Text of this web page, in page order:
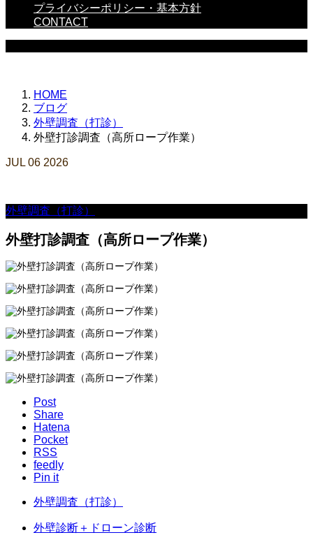
プライバシーポリシー・基本方針
CONTACT
HOME
ブログ
外壁調査（打診）
外壁打診調査（高所ロープ作業）
JUL 06 2026
外壁調査（打診）
外壁打診調査（高所ロープ作業）
Post
Share
Hatena
Pocket
RSS
feedly
Pin it
外壁調査（打診）
外壁診断＋ドローン診断